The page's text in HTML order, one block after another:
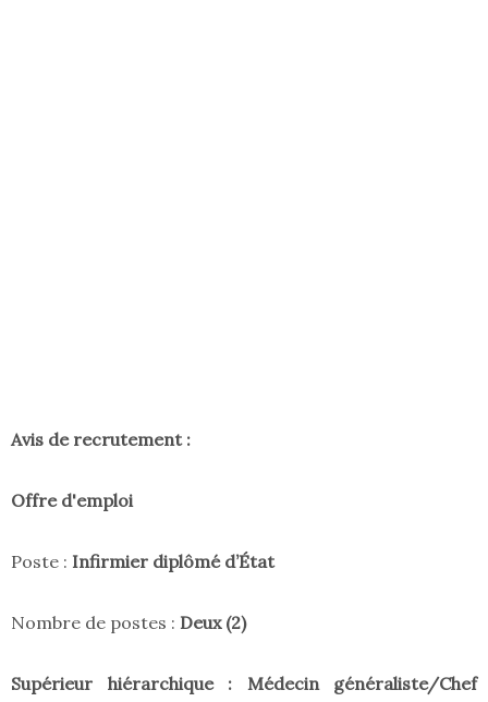
Avis de recrutement :
Offre d'emploi
Poste : Infirmier diplômé d’État
Nombre de postes : Deux (2)
Supérieur hiérarchique : Médecin généraliste/Chef